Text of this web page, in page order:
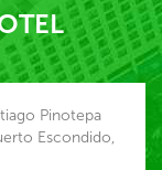
Pinotepa
Escondido,